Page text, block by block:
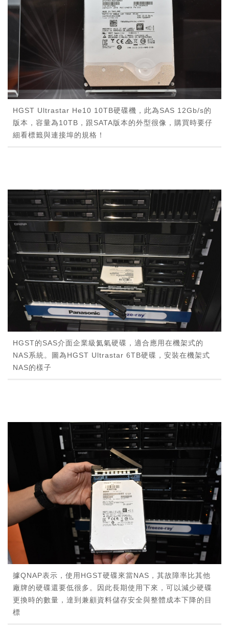
HGST Ultrastar He10 10TB硬碟機，此為SAS 12Gb/s的
版本，容量為10TB，跟SATA版本的外型很像，購買時要仔
細看標籤與連接埠的規格！
HGST的SAS介面企業級氦氣硬碟，適合應用在機架式的
NAS系統。圖為HGST Ultrastar 6TB硬碟，安裝在機架式
NAS的樣子
據QNAP表示，使用HGST硬碟來當NAS，其故障率比其他
廠牌的硬碟還要低很多。因此長期使用下來，可以減少硬碟
更換時的數量，達到兼顧資料儲存安全與整體成本下降的目
標